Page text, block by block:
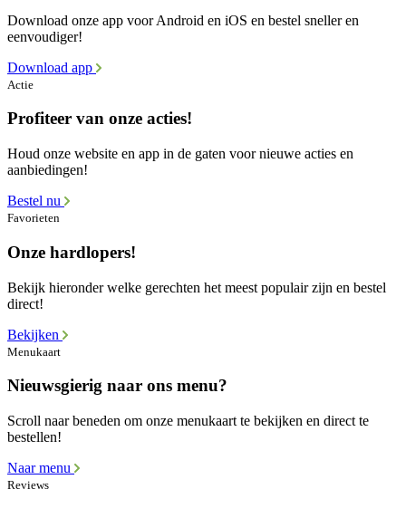
Download onze app voor Android en iOS en bestel sneller en
eenvoudiger!
Download app
Actie
Profiteer van onze acties!
Houd onze website en app in de gaten voor nieuwe acties en
aanbiedingen!
Bestel nu
Favorieten
Onze hardlopers!
Bekijk hieronder welke gerechten het meest populair zijn en bestel
direct!
Bekijken
Menukaart
Nieuwsgierig naar ons menu?
Scroll naar beneden om onze menukaart te bekijken en direct te
bestellen!
Naar menu
Reviews